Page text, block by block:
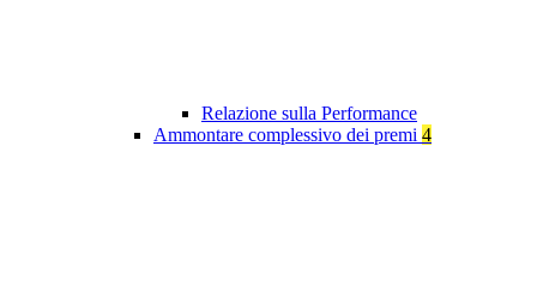
Relazione sulla Performance
Ammontare complessivo dei premi 4